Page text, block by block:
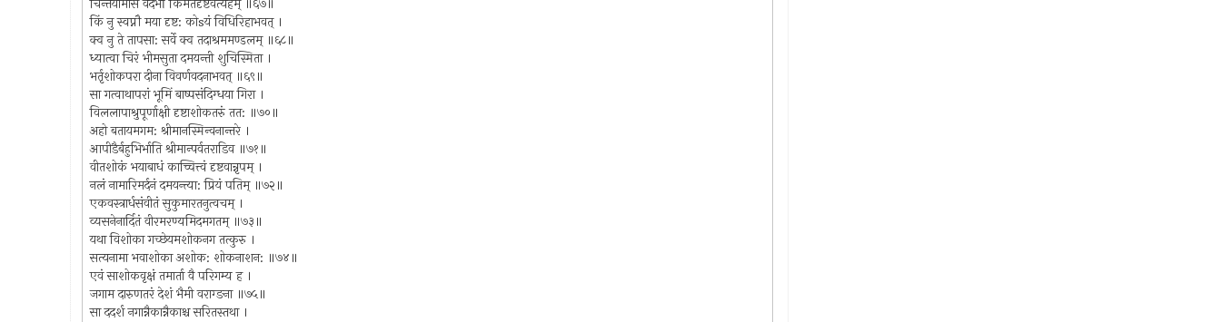
किं नु स्वप्नौ मया दृष्ट: कोsयं विधिरिहाभवत् ।
क्व नु ते तापसा: सर्वे क्व तदाश्रममण्डलम् ॥६८॥
ध्यात्वा चिरं भीमसुता दमयन्ती शुचिस्मिता ।
भर्तृशोकपरा दीना विवर्णवदनाभवत् ॥६९॥
सा गत्वाथापरां भूमिं बाष्पसंदिग्धया गिरा ।
विललापाश्रुपूर्णाक्षी दृष्टाशोकतरुं तत: ॥७०॥
अहो बतायमगम: श्रीमानस्मिन्वनान्तरे ।
आपीडैर्बहुभिर्भाति श्रीमान्पर्वतराडिव ॥७१॥
वीतशोकं भयाबाधं काच्चित्त्वं दृष्टवान्नृपम् ।
नलं नामारिमर्दनं दमयन्त्या: प्रियं पतिम् ॥७२॥
एकवस्त्रार्धसंवीतं सुकुमारतनुत्वचम् ।
व्यसनेनार्दितं वीरमरण्यमिदमगतम् ॥७३॥
यथा विशोका गच्छेयमशोकनग तत्कुरु ।
सत्यनामा भवाशोका अशोक: शोकनाशन: ॥७४॥
एवं साशोकवृक्षं तमार्ता वै परिगम्य ह ।
जगाम दारुणतरं देशं भैमी वराग्ङना ॥७५॥
सा ददर्श नगान्नैकान्नैकाश्च सरितस्तथा ।